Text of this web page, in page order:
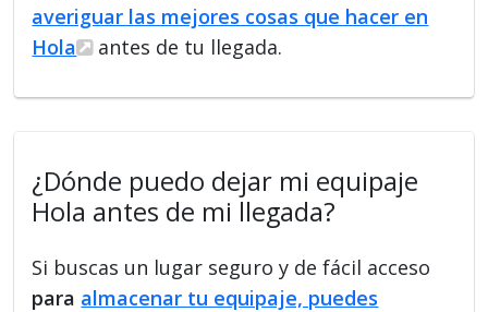
averiguar las mejores cosas que hacer en
Hola
antes de tu llegada.
¿Dónde puedo dejar mi equipaje
Hola antes de mi llegada?
Si buscas un lugar seguro y de fácil acceso
para almacenar tu equipaje, puedes